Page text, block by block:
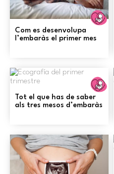
Com es desenvolupa
l’embaràs el primer mes
Tot el que has de saber
als tres mesos d’embaràs